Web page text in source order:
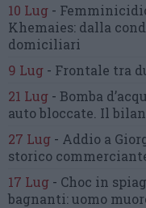
10 Lug -
Khemaies: dalla
domiciliari
9 Lug - Frontale tra
21 Lug - Bomba
auto bloccate. Il
27 Lug - Addio a
storico
17 Lug - Choc in
bagnanti:uomo